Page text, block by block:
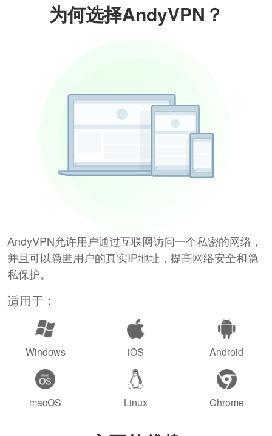
为何选择AndyVPN？
AndyVPN允许用户通过互联网访问一个私密的网络，
并且可以隐匿用户的真实IP地址，提高网络安全和隐
私保护。
适用于：
Windows iOS Android
macOS Linux Chrome